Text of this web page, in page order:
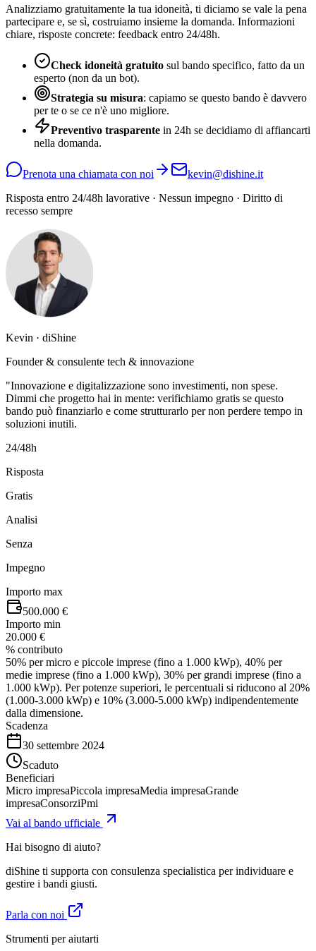
Analizziamo gratuitamente la tua idoneità, ti diciamo se vale la pena
partecipare e, se sì, costruiamo insieme la domanda. Informazioni
chiare, risposte concrete: feedback entro 24/48h.
Check idoneità gratuito sul bando specifico, fatto da un
esperto (non da un bot).
Strategia su misura: capiamo se questo bando è davvero
per te o se ce n'è uno migliore.
Preventivo trasparente in 24h se decidiamo di affiancarti
nella domanda.
Prenota una chiamata con noi
kevin@dishine.it
Risposta entro 24/48h lavorative · Nessun impegno · Diritto di
recesso sempre
Kevin · diShine
Founder & consulente tech & innovazione
"Innovazione e digitalizzazione sono investimenti, non spese.
Dimmi che progetto hai in mente: verifichiamo gratis se questo
bando può finanziarlo e come strutturarlo per non perdere tempo in
soluzioni inutili.
24/48h
Risposta
Gratis
Analisi
Senza
Impegno
Importo max
500.000 €
Importo min
20.000 €
% contributo
50% per micro e piccole imprese (fino a 1.000 kWp), 40% per
medie imprese (fino a 1.000 kWp), 30% per grandi imprese (fino a
1.000 kWp). Per potenze superiori, le percentuali si riducono al 20%
(1.000-3.000 kWp) e 10% (3.000-5.000 kWp) indipendentemente
dalla dimensione.
Scadenza
30 settembre 2024
Scaduto
Beneficiari
Micro impresaPiccola impresaMedia impresaGrande
impresaConsorziPmi
Vai al bando ufficiale
Hai bisogno di aiuto?
diShine ti supporta con consulenza specialistica per individuare e
gestire i bandi giusti.
Parla con noi
Strumenti per aiutarti